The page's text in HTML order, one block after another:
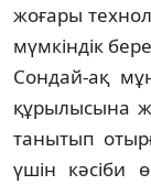
жоғары
мүмкіндік
Сондай-ақ
құрылысына
танытып
үшін кәсіби